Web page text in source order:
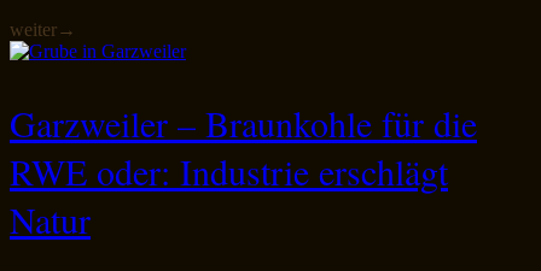
weiter→
Garzweiler – Braunkohle für die
RWE oder: Industrie erschlägt
Natur